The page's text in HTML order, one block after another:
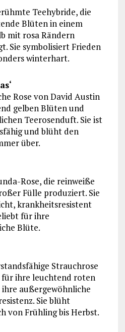
Teehybride, die
Blüten in einem
mit rosa Rändern
Sie symbolisiert Frieden
winterhart.
Rose von David Austin
gelben Blüten und
Teerosenduft. Sie ist
und blüht den
über.
Rose, die reinweiße
Fülle produziert. Sie
krankheitsresistent
für ihre
Blüte.
Strauchrose
ihre leuchtend roten
außergewöhnliche
Sie blüht
von Frühling bis Herbst.